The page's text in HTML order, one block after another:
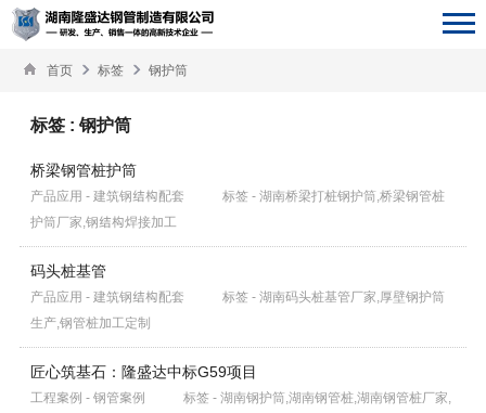
首页 标签 钢护筒
标签 : 钢护筒
桥梁钢管桩护筒
产品应用 - 建筑钢结构配套
标签 - 湖南桥梁打桩钢护筒,桥梁钢管桩
护筒厂家,钢结构焊接加工
码头桩基管
产品应用 - 建筑钢结构配套
标签 - 湖南码头桩基管厂家,厚壁钢护筒
生产,钢管桩加工定制
匠心筑基石：隆盛达中标G59项目
工程案例 - 钢管案例
标签 - 湖南钢护筒,湖南钢管桩,湖南钢管桩厂家,